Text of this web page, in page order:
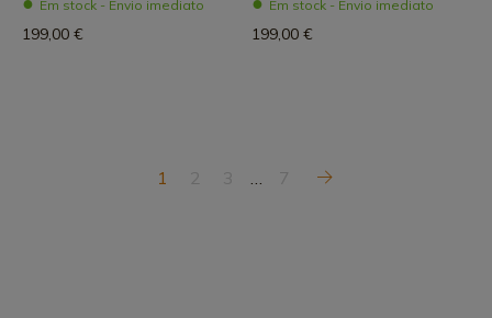
Em stock - Envio imediato
199,00 €
Em stock - Envio imediato
199,00 €
1 2 3 … 7